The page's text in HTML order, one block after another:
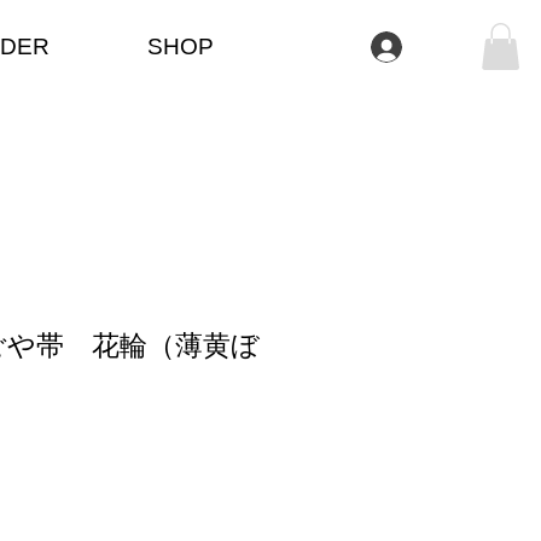
SHOP Se connecter
や帯 花輪（薄黄ぼ